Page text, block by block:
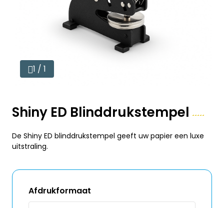
1 / 1
Shiny ED Blinddrukstempel
De Shiny ED blinddrukstempel geeft uw papier een luxe
uitstraling.
Afdrukformaat